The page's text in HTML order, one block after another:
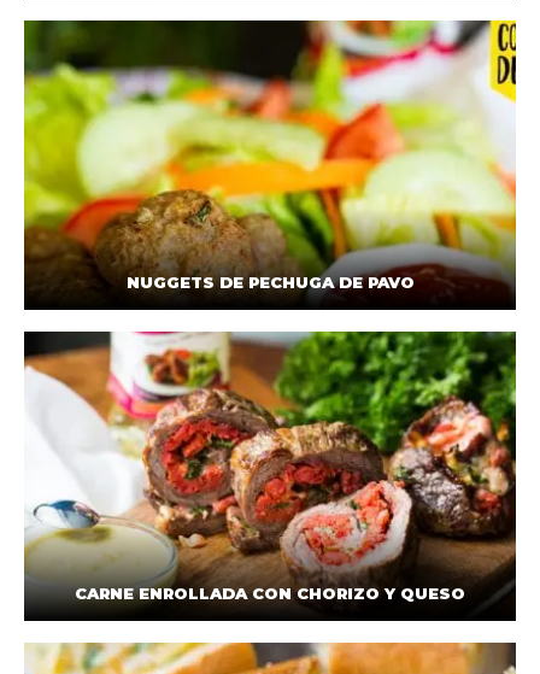
NUGGETS DE PECHUGA DE PAVO
CARNE ENROLLADA CON CHORIZO Y QUESO